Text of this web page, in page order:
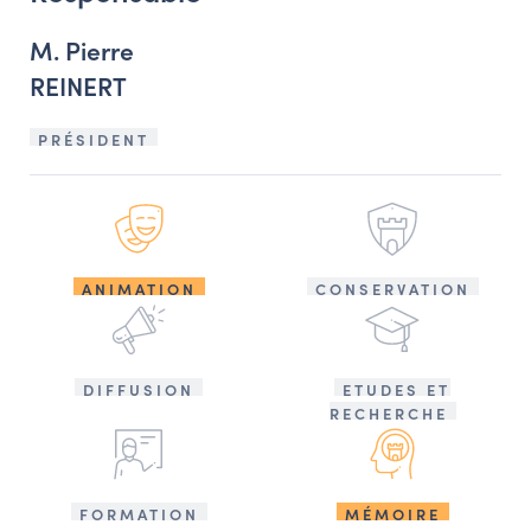
M. Pierre
REINERT
PRÉSIDENT
ANIMATION CONSERVATION
DIFFUSION
ETUDES ET
RECHERCHE
FORMATION MÉMOIRE